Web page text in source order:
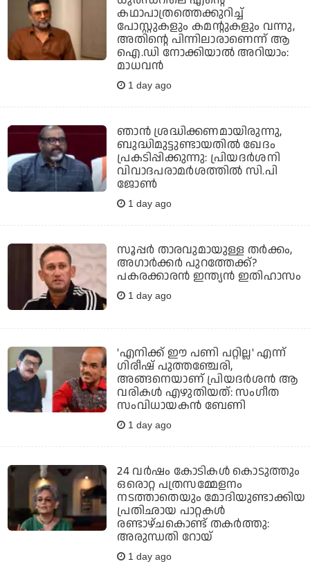
കഥാപാത്രത്തെക്കുറിച്ച്
പോസ്റ്റുകളും കമന്റുകളും വന്നു,
അതിന്റെ പിന്നിലാരാണെന്ന് ആ
ഐ.ഡി നോക്കിയാല്‍ അറിയാം:
മാധവന്‍
1 day ago
ഞാന്‍ ശ്രദ്ധിക്കണമായിരുന്നു,
ബുദ്ധിമുട്ടുണ്ടായതില്‍ ഖേദം
പ്രകടിപ്പിക്കുന്നു: പ്രിയദര്‍ശനി
വിവാദപരാമര്‍ശത്തില്‍ സി.പി
ജോണ്‍
1 day ago
സൂപ്പര്‍ താരവുമായുള്ള തര്‍ക്കം,
അഗാര്‍ക്കര്‍ പുറത്തേക്ക്?
പകരക്കാരന്‍ ഇന്ത്യന്‍ ഇതിഹാസം
1 day ago
'എനിക്ക് ഈ പണി പറ്റില്ല' എന്ന്
ഗിരീഷ് പുത്തഞ്ചേരി,
അങ്ങനെയാണ് പ്രിയദർശൻ ആ
വരികൾ എഴുതിയത്: സംഗീത
സംവിധായകൻ ബേണി
1 day ago
24 വര്‍ഷം കോടികള്‍ കൊടുത്തും
ഒരൊറ്റ പത്രസമ്മേളനം
നടത്താതെയും മോദിയുണ്ടാക്കിയ
പ്രതിഛായ പാറ്റകള്‍
രണ്ടാഴ്ചകൊണ്ട് തകര്‍ത്തു:
അരുന്ധതി റോയ്
1 day ago